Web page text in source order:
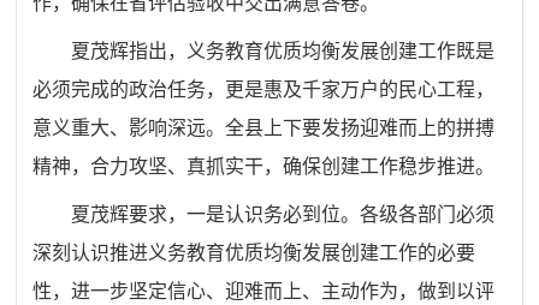
夏茂辉指出，义务教育优质均衡发展创建工作既是
必须完成的政治任务，更是惠及千家万户的民心工程，
意义重大、影响深远。全县上下要发扬迎难而上的拼搏
精神，合力攻坚、真抓实干，确保创建工作稳步推进。
夏茂辉要求，一是认识务必到位。各级各部门必须
深刻认识推进义务教育优质均衡发展创建工作的必要
性，进一步坚定信心、迎难而上、主动作为，做到以评